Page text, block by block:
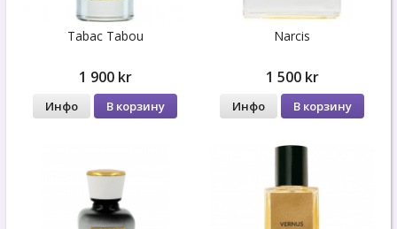
Tabac Tabou
1 900 kr
Инфо В корзину
Narcis
1 500 kr
Инфо В корзину